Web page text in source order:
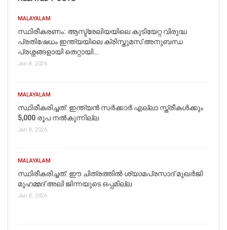
MALAYALAM
സ്ഥിരീകരണം: ആസ്ട്രേലിയയിലെ കുടിയേറ്റ വിരുദ്ധ
പ്രതിഷേധം ഇന്ത്യയിലെ ക്രിസ്തുമസ് അനുബന്ധ
പ്രശ്നങ്ങളായി തെറ്റായി…
Jan 8, 2026
MALAYALAM
സ്ഥിരീകരിച്ചത്: ഇന്ത്യൻ സർക്കാർ എല്ലാ സ്ത്രീകൾക്കും
5,000 രൂപ നൽകുന്നില്ല
Jan 8, 2026
MALAYALAM
സ്ഥിരീകരിച്ചത്: ഈ ചിത്രത്തില്‍ ശ്യാമപ്രസാദ് മുഖര്‍ജി
മുഹമ്മദ് അലി ജിന്നയുടെ ഒപ്പമില്ല
Jan 8, 2026